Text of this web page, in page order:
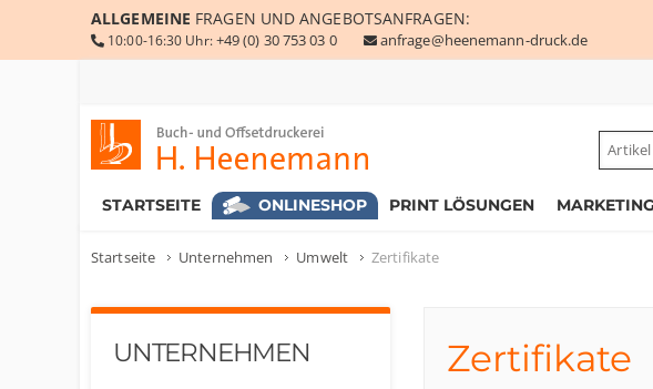
ALLGEMEINE FRAGEN UND ANGEBOTSANFRAGEN:
10:00-16:30 Uhr:+49 (0) 30 753 03 0 anfrage@heenemann-druck.de
STARTSEITE ONLINESHOP PRINT LÖSUNGEN
Startseite Unternehmen Umwelt Zertifikate
Zertifikate
UNTERNEHMEN